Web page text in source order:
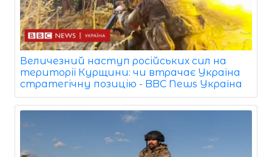
Величезний наступ російських сил на
території Курщини: чи втрачає Україна
стратегічну позицію - BBC News Україна